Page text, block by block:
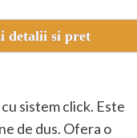
detalii si pret
sistem click. Este
de dus. Ofera o